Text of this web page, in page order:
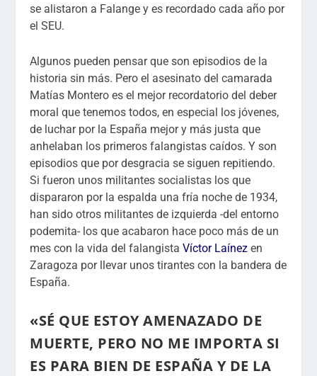
se alistaron a Falange y es recordado cada año por
el SEU.
Algunos pueden pensar que son episodios de la
historia sin más. Pero el asesinato del camarada
Matías Montero es el mejor recordatorio del deber
moral que tenemos todos, en especial los jóvenes,
de luchar por la España mejor y más justa que
anhelaban los primeros falangistas caídos. Y son
episodios que por desgracia se siguen repitiendo.
Si fueron unos militantes socialistas los que
dispararon por la espalda una fría noche de 1934,
han sido otros militantes de izquierda -del entorno
podemita- los que acabaron hace poco más de un
mes con la vida del falangistaVíctor Laínez en
Zaragoza por llevar unos tirantes con la bandera de
España.
«SÉ QUE ESTOY AMENAZADO DE
MUERTE, PERO NO ME IMPORTA SI
ES PARA BIEN DE ESPAÑA Y DE LA